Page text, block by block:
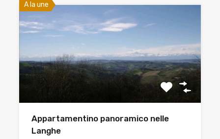
A la une
Appartamentino panoramico nelle
Langhe